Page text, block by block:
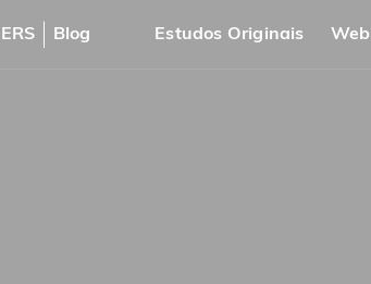
Blog Estudos Originais